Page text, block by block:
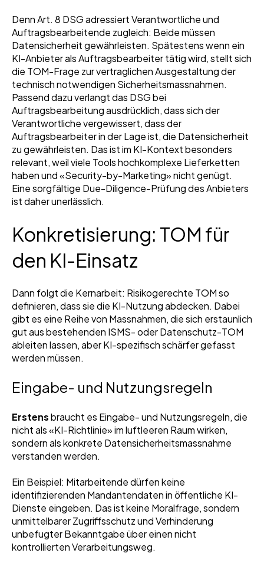
Denn Art. 8 DSG adressiert Verantwortliche und
Auftragsbearbeitende zugleich: Beide müssen
Datensicherheit gewährleisten. Spätestens wenn ein
KI-Anbieter als Auftragsbearbeiter tätig wird, stellt sich
die TOM-Frage zur vertraglichen Ausgestaltung der
technisch notwendigen Sicherheitsmassnahmen.
Passend dazu verlangt das DSG bei
Auftragsbearbeitung ausdrücklich, dass sich der
Verantwortliche vergewissert, dass der
Auftragsbearbeiter in der Lage ist, die Datensicherheit
zu gewährleisten. Das ist im KI-Kontext besonders
relevant, weil viele Tools hochkomplexe Lieferketten
haben und «Security-by-Marketing» nicht genügt.
Eine sorgfältige Due-Diligence-Prüfung des Anbieters
ist daher unerlässlich.
Konkretisierung: TOM für
den KI-Einsatz
Dann folgt die Kernarbeit: Risikogerechte TOM so
definieren, dass sie die KI-Nutzung abdecken. Dabei
gibt es eine Reihe von Massnahmen, die sich erstaunlich
gut aus bestehenden ISMS- oder Datenschutz-TOM
ableiten lassen, aber KI-spezifisch schärfer gefasst
werden müssen.
Eingabe- und Nutzungsregeln
Erstensbraucht es Eingabe- und Nutzungsregeln, die
nicht als «KI-Richtlinie» im luftleeren Raum wirken,
sondern als konkrete Datensicherheitsmassnahme
verstanden werden.
Ein Beispiel: Mitarbeitende dürfen keine
identifizierenden Mandantendaten in öffentliche KI-
Dienste eingeben. Das ist keine Moralfrage, sondern
unmittelbarer Zugriffsschutz und Verhinderung
unbefugter Bekanntgabe über einen nicht
kontrollierten Verarbeitungsweg.